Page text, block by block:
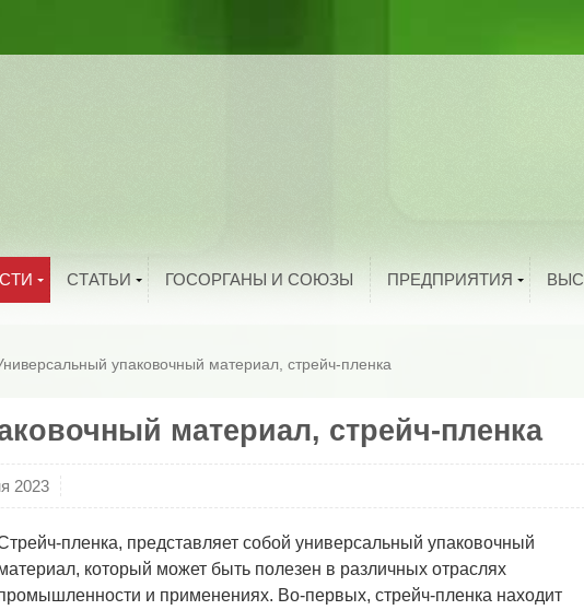
новости
компаний
рынковСТАТЬИ
Грибоводство
Продукты питанияГОСОРГАНЫ И СОЮЗЫ ПРЕДПРИЯТИЯ
Добавить организацию
упаковочный материал, стрейч-пленка
материал, стрейч-пленка
2023
пленка, представляет собой универсальный упаковочный
который может быть полезен в различных отраслях
и применениях. Во-первых, стрейч-пленка находит